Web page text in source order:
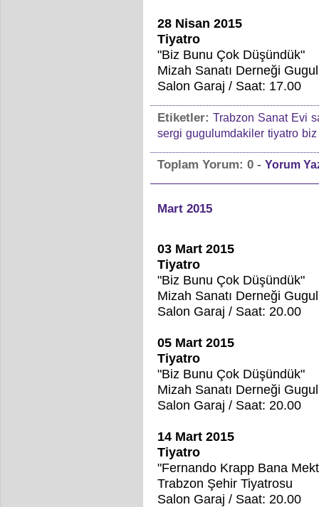
28 Nisan 2015
Tiyatro
"Biz Bunu Çok Düşündük"
Mizah Sanatı Derneği
Salon Garaj / Saat: 17.00
Etiketler: Trabzon Sanat Evi
sergi gugulumdakiler tiyatro biz
Toplam Yorum: 0- Yorum
Mart 2015
03 Mart 2015
Tiyatro
"Biz Bunu Çok Düşündük"
Mizah Sanatı Derneği
Salon Garaj / Saat: 20.00
05 Mart 2015
Tiyatro
"Biz Bunu Çok Düşündük"
Mizah Sanatı Derneği
Salon Garaj / Saat: 20.00
14 Mart 2015
Tiyatro
"Fernando Krapp Bana
Trabzon Şehir Tiyatrosu
Salon Garaj / Saat: 20.00